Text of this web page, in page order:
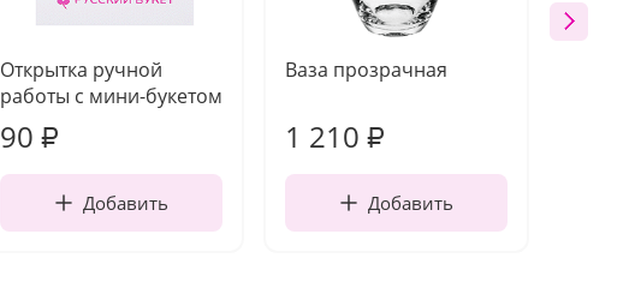
Открытка ручной
работы с мини-букетом
90 ₽
Добавить
Ваза прозрачная
1 210 ₽
Добавить